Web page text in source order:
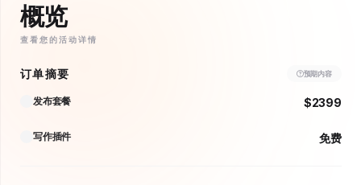
概览
查看您的活动详情
订单摘要 预期内容
发布套餐 $2399
写作插件 免费